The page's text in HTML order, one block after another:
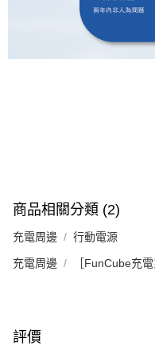
商品相關分類 (2)
充電周邊 行動電源
充電周邊 ［FunCube充電
評價